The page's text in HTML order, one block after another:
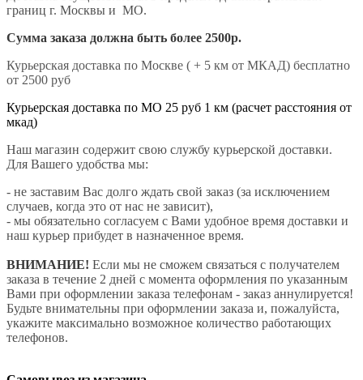
границ г. Москвы и МО.
Сумма заказа должна быть более 2500р.
Курьерская доставка по Москве ( + 5 км от МКАД) бесплатно
от 2500 руб
Курьерская доставка по МО 25 руб 1 км (расчет расстояния от
мкад)
Наш магазин содержит свою службу курьерской доставки.
Для Вашего удобства мы:
- не заставим Вас долго ждать свой заказ (за исключением
случаев, когда это от нас не зависит),
- мы обязательно согласуем с Вами удобное время доставки и
наш курьер прибудет в назначенное время.
ВНИМАНИЕ! Если мы не сможем связаться с получателем
заказа в течение 2 дней с момента оформления по указанным
Вами при оформлении заказа телефонам - заказ аннулируется!
Будьте внимательны при оформлении заказа и, пожалуйста,
укажите максимально возможное количество работающих
телефонов.